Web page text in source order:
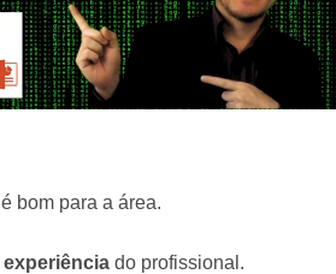
é bom para a área.
experiência do profissional.